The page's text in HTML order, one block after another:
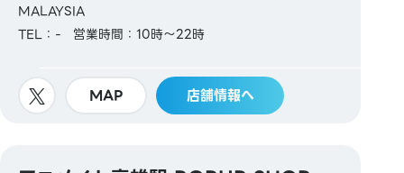
MALAYSIA
TEL：-
営業時間：10時～22時
MAP 店舗情報へ